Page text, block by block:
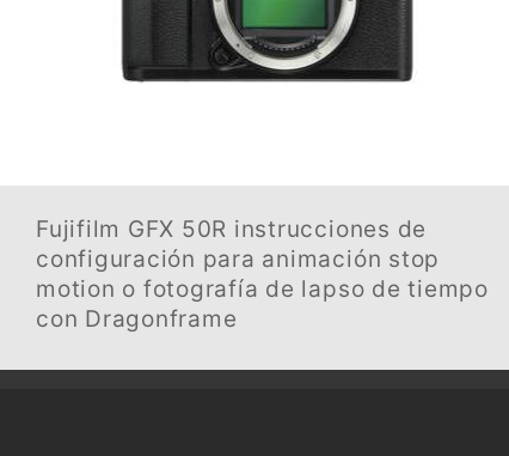
Fujifilm GFX 50R instrucciones de
configuración para animación stop
motion o fotografía de lapso de tiempo
con Dragonframe